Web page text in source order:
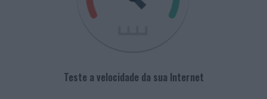
Teste a velocidade da sua Internet